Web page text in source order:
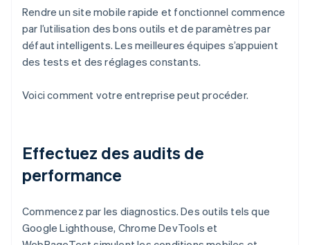
Rendre un site mobile rapide et fonctionnel commence
par l’utilisation des bons outils et de paramètres par
défaut intelligents. Les meilleures équipes s’appuient
des tests et des réglages constants.
Voici comment votre entreprise peut procéder.
Effectuez des audits de
performance
Commencez par les diagnostics. Des outils tels que
Google Lighthouse, Chrome DevTools et